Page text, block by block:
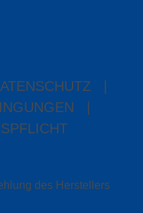
des Herstellers